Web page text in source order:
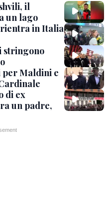
il
un lago
in Italia
stringono
per Maldini e
di ex
un padre,